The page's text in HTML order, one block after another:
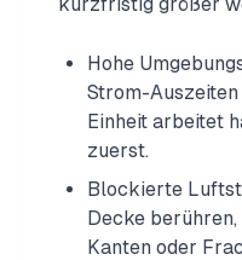
Hohe
Strom-
Einheit arbeitet
zuerst.
Blockierte
Decke
Kanten oder